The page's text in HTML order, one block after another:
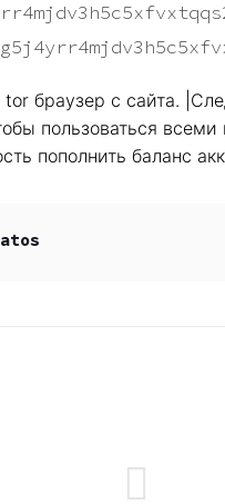
браузер с сайта.
пользоваться
пополнить баланс